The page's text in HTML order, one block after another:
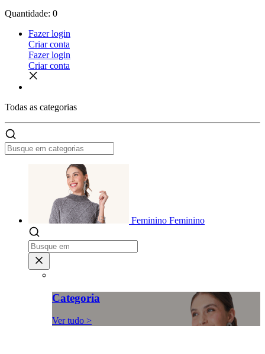
Quantidade: 0
Fazer login
Criar conta
Fazer login
Criar conta
Todas as categorias
Feminino Feminino
Categoria
Ver tudo >